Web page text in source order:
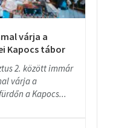
várja a
Kapocs tábor
2. között immár
várja a
a Kapocs...